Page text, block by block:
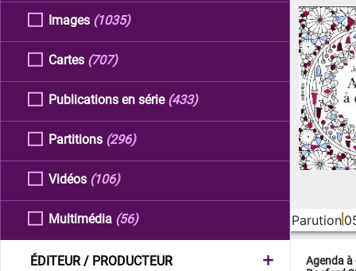
Images (1035)
Cartes (707)
Publications en série (433)
Partitions (296)
Vidéos (106)
Multimédia (56)
ÉDITEUR / PRODUCTEUR
Parution
Agenda